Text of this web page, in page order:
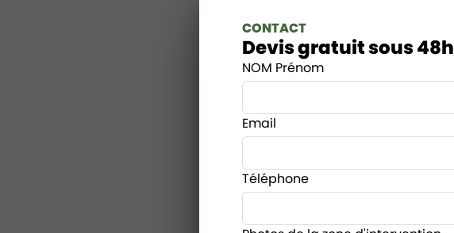
Devis gratuit sous 48h
CONTACT
NOM Prénom
Email
Téléphone